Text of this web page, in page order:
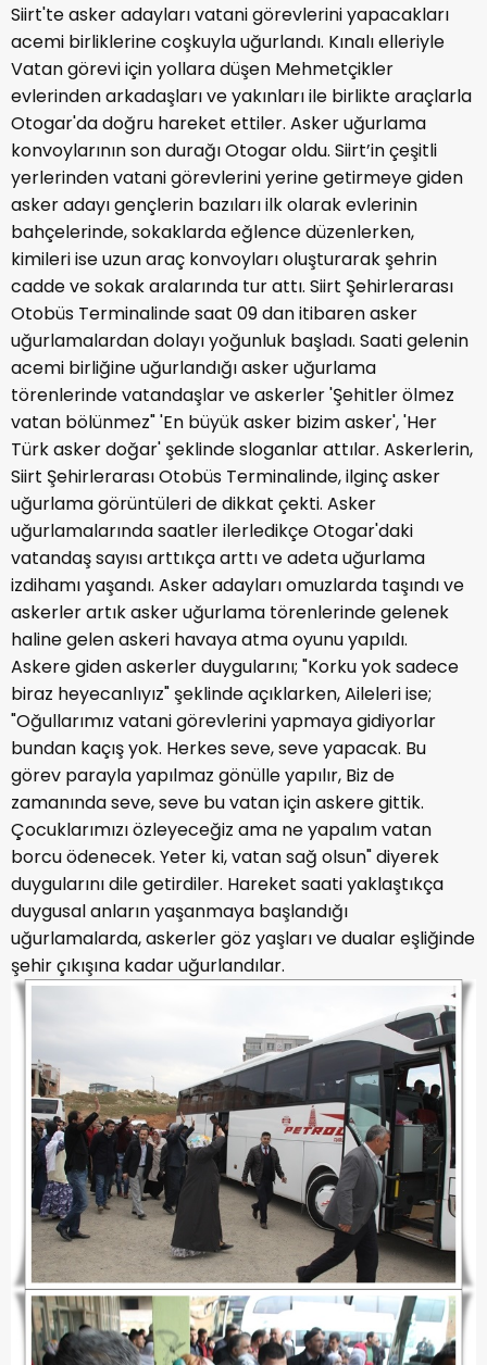
Siirt'te asker adayları vatani görevlerini yapacakları
acemi birliklerine coşkuyla uğurlandı. Kınalı elleriyle
Vatan görevi için yollara düşen Mehmetçikler
evlerinden arkadaşları ve yakınları ile birlikte araçlarla
Otogar'da doğru hareket ettiler. Asker uğurlama
konvoylarının son durağı Otogar oldu. Siirt’in çeşitli
yerlerinden vatani görevlerini yerine getirmeye giden
asker adayı gençlerin bazıları ilk olarak evlerinin
bahçelerinde, sokaklarda eğlence düzenlerken,
kimileri ise uzun araç konvoyları oluşturarak şehrin
cadde ve sokak aralarında tur attı. Siirt Şehirlerarası
Otobüs Terminalinde saat 09 dan itibaren asker
uğurlamalardan dolayı yoğunluk başladı. Saati gelenin
acemi birliğine uğurlandığı asker uğurlama
törenlerinde vatandaşlar ve askerler 'Şehitler ölmez
vatan bölünmez" 'En büyük asker bizim asker', 'Her
Türk asker doğar' şeklinde sloganlar attılar. Askerlerin,
Siirt Şehirlerarası Otobüs Terminalinde, ilginç asker
uğurlama görüntüleri de dikkat çekti. Asker
uğurlamalarında saatler ilerledikçe Otogar'daki
vatandaş sayısı arttıkça arttı ve adeta uğurlama
izdihamı yaşandı. Asker adayları omuzlarda taşındı ve
askerler artık asker uğurlama törenlerinde gelenek
haline gelen askeri havaya atma oyunu yapıldı.
Askere giden askerler duygularını; "Korku yok sadece
biraz heyecanlıyız" şeklinde açıklarken, Aileleri ise;
"Oğullarımız vatani görevlerini yapmaya gidiyorlar
bundan kaçış yok. Herkes seve, seve yapacak. Bu
görev parayla yapılmaz gönülle yapılır, Biz de
zamanında seve, seve bu vatan için askere gittik.
Çocuklarımızı özleyeceğiz ama ne yapalım vatan
borcu ödenecek. Yeter ki, vatan sağ olsun" diyerek
duygularını dile getirdiler. Hareket saati yaklaştıkça
duygusal anların yaşanmaya başlandığı
uğurlamalarda, askerler göz yaşları ve dualar eşliğinde
şehir çıkışına kadar uğurlandılar.